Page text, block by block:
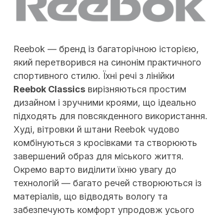
Reebok — бренд із багаторічною історією,
який перетворився на синонім практичного
спортивного стилю. Їхні речі з лінійки
Reebok Classics вирізняються простим
дизайном і зручними кроями, що ідеально
підходять для повсякденного використання.
Худі, вітровки й штани Reebok чудово
комбінуються з кросівками та створюють
завершений образ для міського життя.
Окремо варто виділити їхню увагу до
технологій — багато речей створюються із
матеріалів, що відводять вологу та
забезпечують комфорт упродовж усього